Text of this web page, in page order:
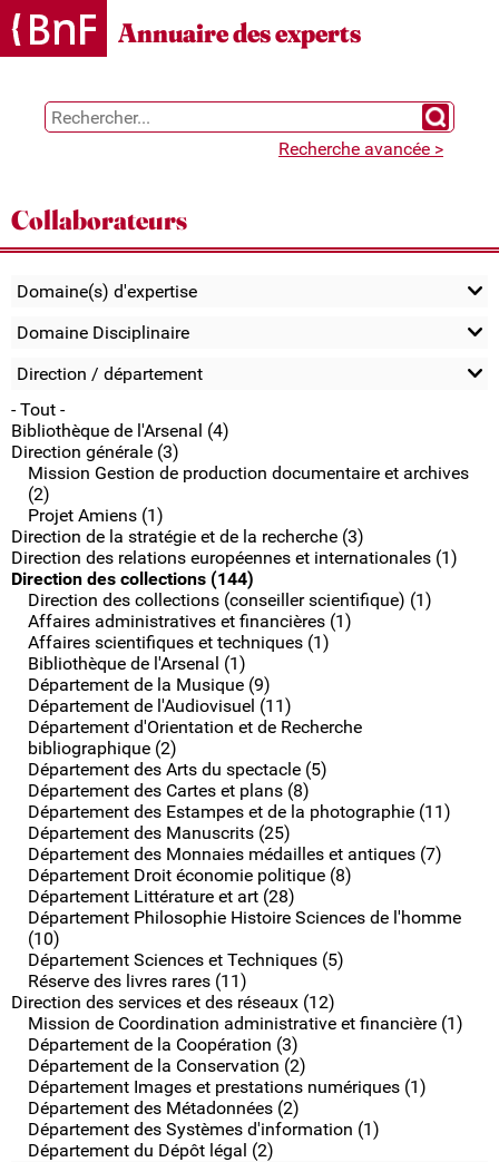
Gestion des cookies
Annuaire des experts
Chercher
Recherche avancée >
Collaborateurs
Domaine(s) d'expertise
Domaine Disciplinaire
Direction / département
- Tout -
Bibliothèque de l'Arsenal (4)
Direction générale (3)
Mission Gestion de production documentaire et archives
(2)
Projet Amiens (1)
Direction de la stratégie et de la recherche (3)
Direction des relations européennes et internationales (1)
Direction des collections (144)
Direction des collections (conseiller scientifique) (1)
Affaires administratives et financières (1)
Affaires scientifiques et techniques (1)
Bibliothèque de l'Arsenal (1)
Département de la Musique (9)
Département de l'Audiovisuel (11)
Département d'Orientation et de Recherche
bibliographique (2)
Département des Arts du spectacle (5)
Département des Cartes et plans (8)
Département des Estampes et de la photographie (11)
Département des Manuscrits (25)
Département des Monnaies médailles et antiques (7)
Département Droit économie politique (8)
Département Littérature et art (28)
Département Philosophie Histoire Sciences de l'homme
(10)
Département Sciences et Techniques (5)
Réserve des livres rares (11)
Direction des services et des réseaux (12)
Mission de Coordination administrative et financière (1)
Département de la Coopération (3)
Département de la Conservation (2)
Département Images et prestations numériques (1)
Département des Métadonnées (2)
Département des Systèmes d'information (1)
Département du Dépôt légal (2)